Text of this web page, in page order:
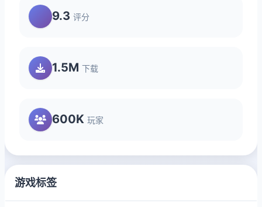
9.3 评分
1.5M 下载
600K 玩家
游戏标签